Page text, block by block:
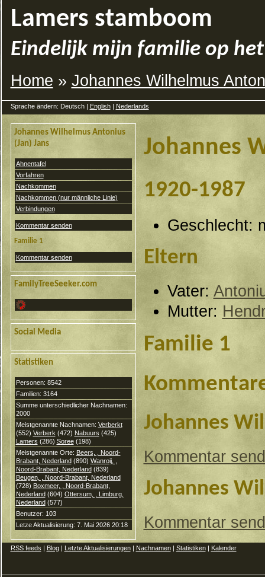
Lamers stamboom
Eindelijk mijn familie op
Home » Johannes Wilhelmus
Sprache ändern: Deutsch | English| Nederlands
Johannes Wilhelmus Antonius
(Jan) Jans
Ahnentafel
Vorfahren
Nachkommen
Nachkommen (nur männliche Linie)
Verbindungen
Kommentar senden
Familie 1
Kommentar senden
FamilyTreeSeeker.com
Social Media
Statistiken
Personen: 8542
Familien: 3164
Summe unterschiedlicher Nachnamen:
2000
Meistgenannte Nachnamen: Verberkt
(552) Verberk (472) Nabuurs (425)
Lamers (286) Soree(198)
Meistgenannte Orte: Beers, , Noord-
Brabant, Nederland(890) Wanroij, ,
Noord-Brabant, Nederland(839)
Beugen, , Noord-Brabant, Nederland
(728) Boxmeer, , Noord-Brabant,
Nederland(604) Ottersum, , Limburg,
Nederland(577)
Benutzer: 103
Letze Aktualisierung: 7. Mai 2026 20:18
Johannes
1920-1987
Geschlecht:
Eltern
Vater:
Mutter:
Familie 1
Johannes
Kommentar
Johannes
Kommentar
RSS feeds | Blog| Letzte Aktualisierungen| Nachnamen| Statistiken| Kalender